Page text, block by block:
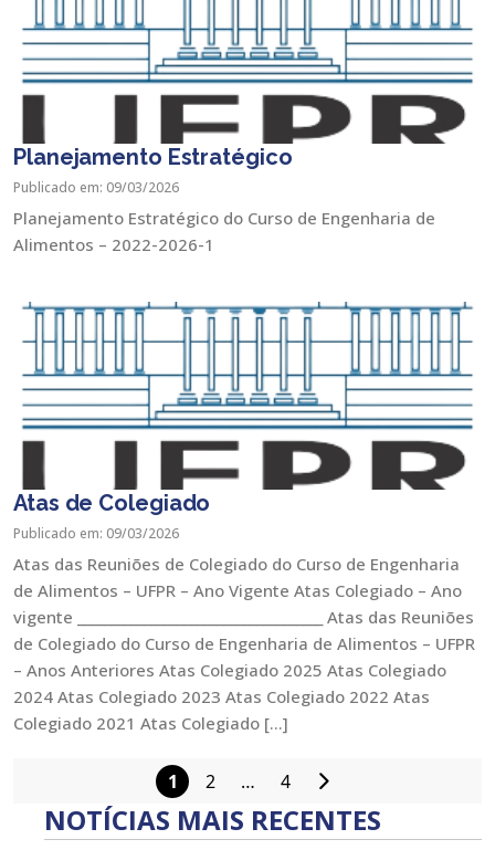
Planejamento Estratégico
Publicado em: 09/03/2026
Planejamento Estratégico do Curso de Engenharia de
Alimentos – 2022-2026-1
Atas de Colegiado
Publicado em: 09/03/2026
Atas das Reuniões de Colegiado do Curso de Engenharia
de Alimentos – UFPR – Ano Vigente Atas Colegiado – Ano
vigente _____________________________________ Atas das Reuniões
de Colegiado do Curso de Engenharia de Alimentos – UFPR
– Anos Anteriores Atas Colegiado 2025 Atas Colegiado
2024 Atas Colegiado 2023 Atas Colegiado 2022 Atas
Colegiado 2021 Atas Colegiado […]
Paginação
de
1 2 … 4
NOTÍCIAS MAIS RECENTES